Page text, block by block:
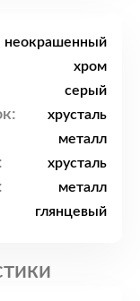
неокрашенный
хром
серый
хрусталь
металл
хрусталь
металл
глянцевый